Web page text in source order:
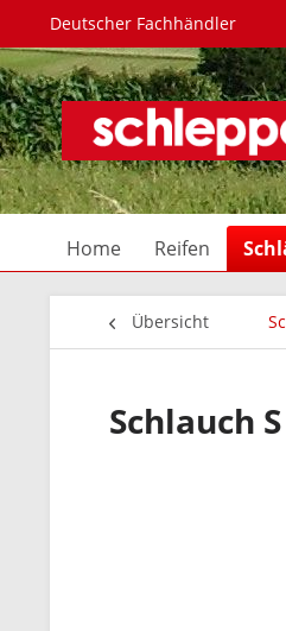
Deutscher Fachhändler
Home Reifen
Übersicht
Schlauch